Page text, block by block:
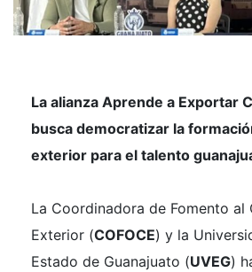
La alianza Aprende a Exportar
busca democratizar la
exterior para el talento
La Coordinadora de Fomento al
Exterior (COFOCE) y la
Estado de Guanajuato (UVEG)